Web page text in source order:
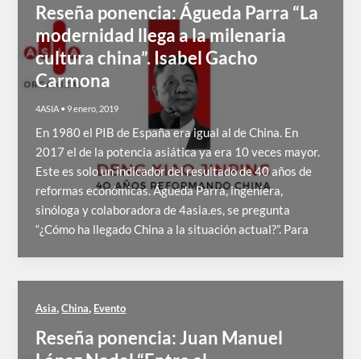
Reseña ponencia: Águeda Parra “La
modernidad llega a la milenaria
cultura china”. Isabel Gacho
Carmona
4ASIA • 9 enero, 2019
En 1980 el PIB de España era igual al de China. En
2017 el de la potencia asiática ya era 10 veces mayor.
Este es solo un indicador del resultado de 40 años de
reformas económicas. Águeda Parra, ingeniera,
sinóloga y colaboradora de 4asia.es, se pregunta
“¿Cómo ha llegado China a la situación actual?”. Para
Asia,China, Evento
Reseña ponencia: Juan Manuel